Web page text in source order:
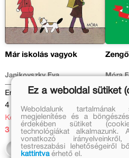
Már iskolás vagyok
Janikovszky Éva
Eredeti ár:
4 999 Ft
Kedvezményes ár:
3 499 Ft
Kosárba
Móra
2 999
1 799
Ez a weboldal sütiket
Weboldalunk tartalmának
megjelenítése és a
érdekében sütiket
technológiákat alkalmazunk.
vonatkozó
testreszabási lehetőségeiről
kattintvaérhető el.